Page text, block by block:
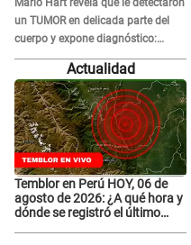
Mario Hart revela que le detectaron
un TUMOR en delicada parte del
cuerpo y expone diagnóstico:
"Dolores muy fuertes..."
Actualidad
Temblor en Perú HOY, 06 de
agosto de 2026: ¿A qué hora y
dónde se registró el último